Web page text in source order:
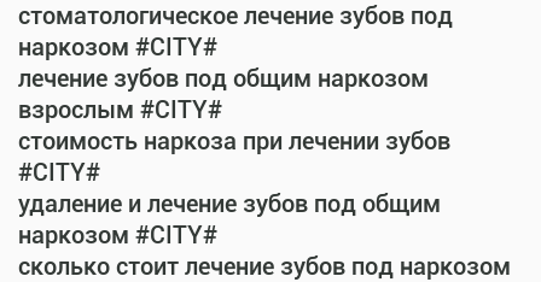
стоматологическое лечение зубов под
наркозом #CITY#
лечение зубов под общим наркозом
взрослым #CITY#
стоимость наркоза при лечении зубов
#CITY#
удаление и лечение зубов под общим
наркозом #CITY#
сколько стоит лечение зубов под наркозом